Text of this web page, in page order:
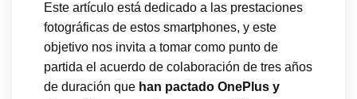
Este artículo está dedicado a las prestaciones
fotográficas de estos smartphones, y este
objetivo nos invita a tomar como punto de
partida el acuerdo de colaboración de tres años
de duración que han pactado OnePlus y